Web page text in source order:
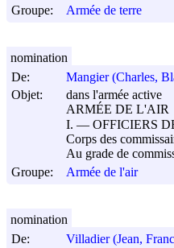
Groupe: Armée de terre
De:
Mangier (Charles,
Objet:
dans l'armée active
ARMÉE DE L'AIR
I. ― OFFICIERS
Corps des
Au grade de
Groupe:
Armée de l'air
nomination
De:
Villadier (Jean,
nomination